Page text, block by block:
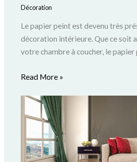
Décoration
Le papier peint est devenu très
décoration intérieure. Que ce soit
votre chambre à coucher, le
Read More »